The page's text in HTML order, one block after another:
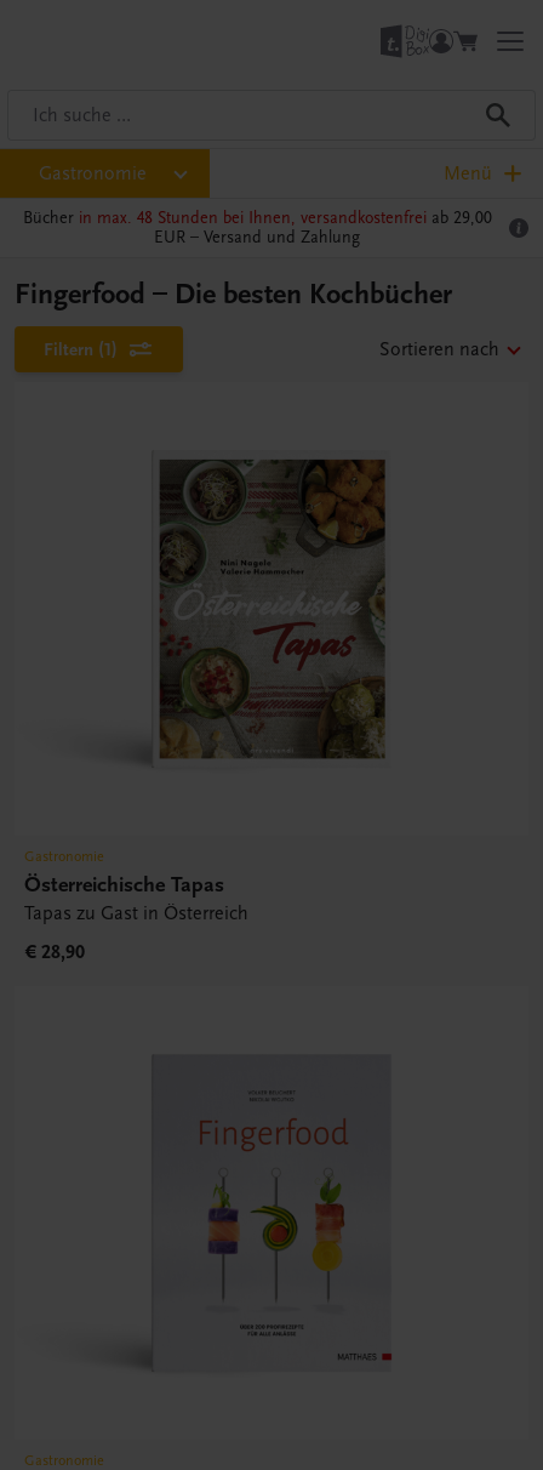
Gastronomie Menü
Bücher in max. 48 Stunden bei Ihnen, versandkostenfrei ab 29,00
EUR – Versand und Zahlung
Fingerfood – Die besten Kochbücher
Filtern (1) Sortieren nach
Gastronomie
Österreichische Tapas
Tapas zu Gast in Österreich
€ 28,90
Gastronomie